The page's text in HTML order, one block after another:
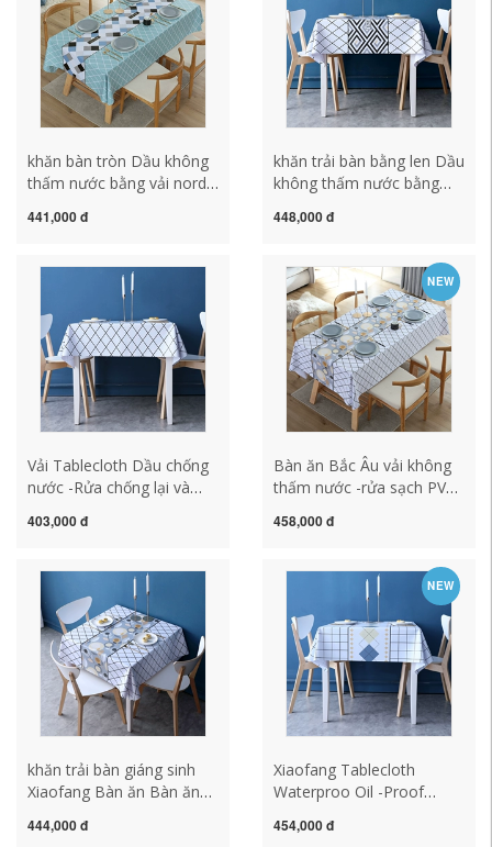
khăn bàn tròn Dầu không
thấm nước bằng vải nordic
phí -te -free Ăn ​​tối vải nhà
bàn gió bàn học đơn giản
khăn trải bàn ăn khăn trải
bàn vải
441,000 đ
khăn trải bàn bằng len Dầu
không thấm nước bằng
thot -anti -pvc square pvc
nhựa khăn trải bàn nhà
hàng
448,000 đ
Vải Tablecloth Dầu chống
nước -Rửa chống lại và
bàn thổ cẩm khăn trải bàn
403,000 đ
NEW
Bàn ăn Bắc Âu vải không
thấm nước -rửa sạch PVC
Long Square Coffee Bàn
khăn trải bàn chống thấm
khăn trải bàn in hình
458,000 đ
khăn trải bàn giáng sinh
Xiaofang Bàn ăn Bàn ăn
-Proof PVC Nhà truyền
444,000 đ
NEW
Xiaofang Tablecloth
Waterproo Oil -Proof
Bàn vải vải Bắc Bắc Âu
454,000 đ